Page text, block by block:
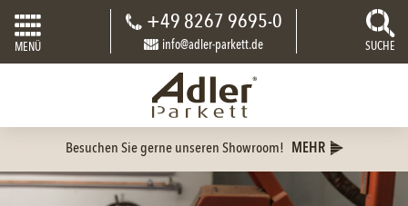
MENÜ
+49 8267 9695-0
info@adler-parkett.de SUCHE
Besuchen Sie gerne unseren Showroom! MEHR